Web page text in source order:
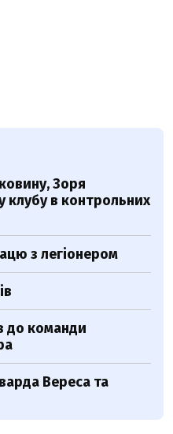
Зоря
клубу в контрольних
з легіонером
до команди
Вереса та